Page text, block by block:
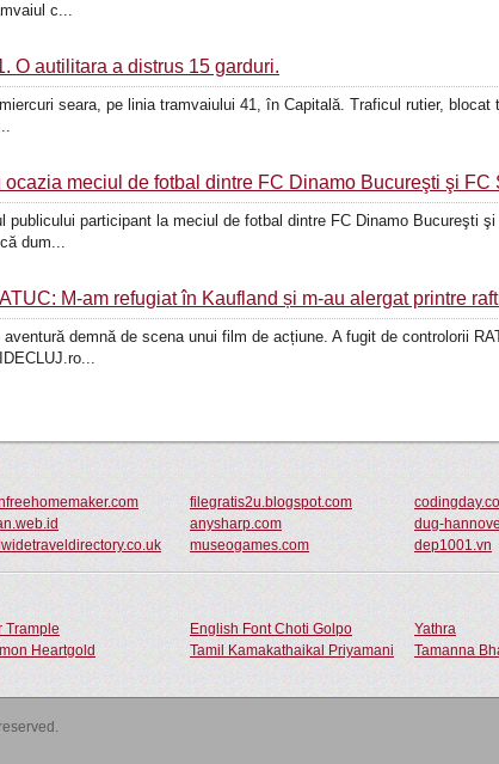
c...
O autilitara a distrus 15 garduri.
seara, pe linia tramvaiului 41, în Capitală. Traficul rutier,
meciul de fotbal dintre FC Dinamo Bucureşti şi FC
publicului participant la meciul de fotbal dintre FC Dinamo Bucureşti
dum...
M-am refugiat în Kaufland și m-au alergat printre
demnă de scena unui film de acțiune. A fugit de controlorii
filegratis2u.blogspot.com
anysharp.com dug-
museogames.com dep1001.vn
Trample English Font Choti Golpo Yathra
Heartgold Tamil Kamakathaikal Priyamani Tamanna